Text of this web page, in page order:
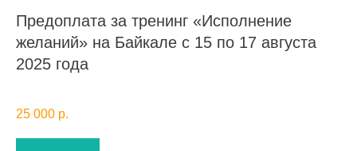
Предоплата за тренинг «Исполнение
желаний» на Байкале с 15 по 17 августа
2025 года
25 000 р.